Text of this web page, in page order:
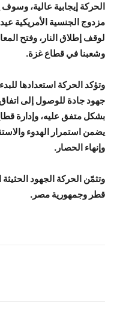
الحركة إيجابية عالية،
مزدوج الجنسية الأمريكية
لوقف إطلاق النار، وفتح
وشعبنا في قطاع غزة.
وتؤكد الحركة استعدادها
جهود جادة للوصول إلى
بشكل متفق عليه، وإدارة
يضمن استمرار الهدوء
وإنهاء الحصار.
وتثمّن الحركة الجهود
قطر وجمهورية مصر.